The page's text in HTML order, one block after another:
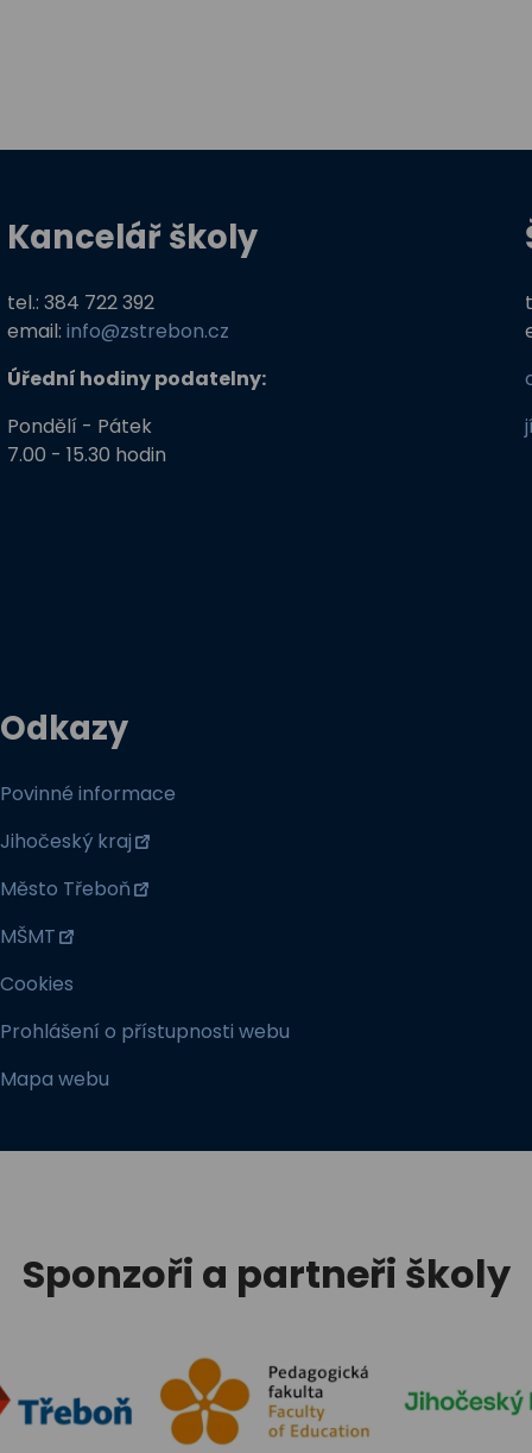
Kancelář školy
tel.: 384 722 392
email: info@zstrebon.cz
Úřední hodiny podatelny:
Pondělí - Pátek
7.00 - 15.30 hodin
Odkazy
Povinné informace
Jihočeský kraj
Město Třeboň
MŠMT
Cookies
Prohlášení o přístupnosti webu
Mapa webu
Sponzoři a partneři školy